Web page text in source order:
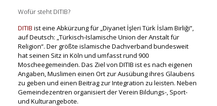
Wofür steht DITIB?
DITIB isteine Abkürzung für „Diyanet İşleri Türk İslam Birliği“,
auf Deutsch: „Türkisch-Islamische Union der Anstalt für
Religion“. Der größte islamische Dachverband bundesweit
hat seinen Sitz in Köln und umfasst rund 900
Moscheegemeinden. Das Ziel von DITIB ist es nach eigenen
Angaben, Muslimen einen Ort zur Ausübung ihres Glaubens
zu geben und einen Beitrag zur Integration zu leisten. Neben
Gemeindezentren organisiert der Verein Bildungs-, Sport-
und Kulturangebote.